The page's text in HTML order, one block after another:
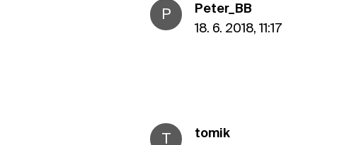
P
Peter_BB
18. 6. 2018, 11:17
T
tomik